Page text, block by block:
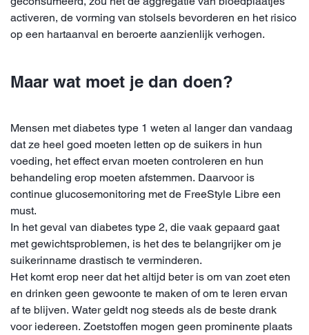
activeren, de vorming van stolsels bevorderen en het risico
op een hartaanval en beroerte aanzienlijk verhogen.
Maar wat moet je dan doen?
Mensen met diabetes type 1 weten al langer dan vandaag
dat ze heel goed moeten letten op de suikers in hun
voeding, het effect ervan moeten controleren en hun
behandeling erop moeten afstemmen. Daarvoor is
continue glucosemonitoring met de FreeStyle Libre een
must.
In het geval van diabetes type 2, die vaak gepaard gaat
met gewichtsproblemen, is het des te belangrijker om je
suikerinname drastisch te verminderen.
Het komt erop neer dat het altijd beter is om van zoet eten
en drinken geen gewoonte te maken of om te leren ervan
af te blijven. Water geldt nog steeds als de beste drank
voor iedereen. Zoetstoffen mogen geen prominente plaats